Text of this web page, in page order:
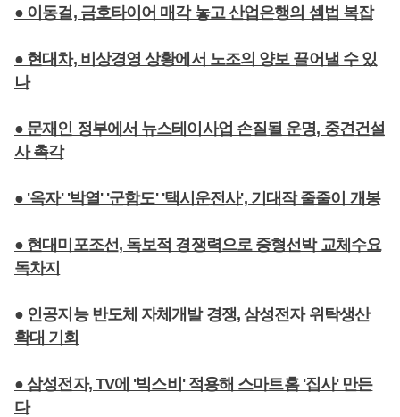
● 이동걸, 금호타이어 매각 놓고 산업은행의 셈법 복잡
● 현대차, 비상경영 상황에서 노조의 양보 끌어낼 수 있
나
● 문재인 정부에서 뉴스테이사업 손질될 운명, 중견건설
사 촉각
● '옥자' '박열' '군함도' '택시운전사', 기대작 줄줄이 개봉
● 현대미포조선, 독보적 경쟁력으로 중형선박 교체수요
독차지
● 인공지능 반도체 자체개발 경쟁, 삼성전자 위탁생산
확대 기회
● 삼성전자, TV에 '빅스비' 적용해 스마트홈 '집사' 만든
다